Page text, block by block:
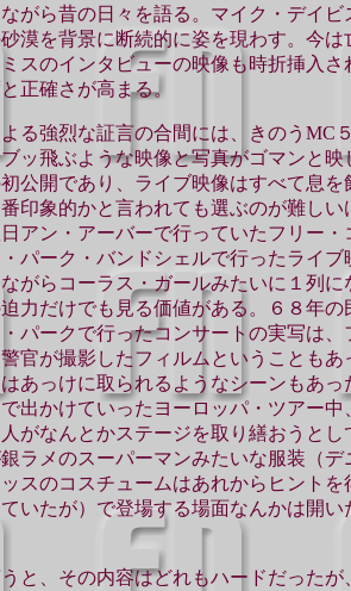
がら昔の日々を語る。マイク・デイビ
漠を背景に断続的に姿を現わす。今は
スのインタビューの映像も時折挿入さ
正確さが高まる。
る強烈な証言の合間には、きのうMC
ッ飛ぶような映像と写真がゴマンと映
公開であり、ライブ映像はすべて息を
印象的かと言われても選ぶのが難しい
アン・アーバーで行っていたフリー・
パーク・バンドシェルで行ったライブ
がらコーラス・ガールみたいに１列に
力だけでも見る価値がある。６８年の
パークで行ったコンサートの実写は、
官が撮影したフィルムということもあ
あっけに取られるようなシーンもあっ
出かけていったヨーロッパ・ツアー中
がなんとかステージを取り繕おうとし
ラメのスーパーマンみたいな服装（デ
スのコスチュームはあれからヒントを
いたが）で登場する場面なんかは開い
と、その内容はどれもハードだったが